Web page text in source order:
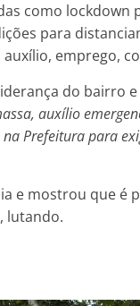
como
para
emprego,
do bairro
auxílio
Prefeitura para
e mostrou que é
lutando.